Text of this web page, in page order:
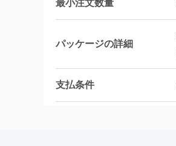
最小注文数量
パッケージの詳細
支払条件